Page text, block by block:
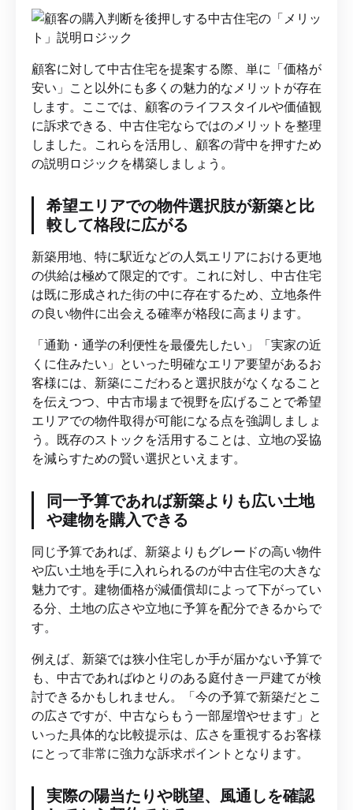
顧客に対して中古住宅を提案する際、単に「価格が
安い」こと以外にも多くの魅力的なメリットが存在
します。ここでは、顧客のライフスタイルや価値観
に訴求できる、中古住宅ならではのメリットを整理
しました。これらを活用し、顧客の背中を押すため
の説明ロジックを構築しましょう。
希望エリアでの物件選択肢が新築と比
較して格段に広がる
新築用地、特に駅近などの人気エリアにおける更地
の供給は極めて限定的です。これに対し、中古住宅
は既に形成された街の中に存在するため、立地条件
の良い物件に出会える確率が格段に高まります。
「通勤・通学の利便性を最優先したい」「実家の近
くに住みたい」といった明確なエリア要望があるお
客様には、新築にこだわると選択肢がなくなること
を伝えつつ、中古市場まで視野を広げることで希望
エリアでの物件取得が可能になる点を強調しましょ
う。既存のストックを活用することは、立地の妥協
を減らすための賢い選択といえます。
同一予算であれば新築よりも広い土地
や建物を購入できる
同じ予算であれば、新築よりもグレードの高い物件
や広い土地を手に入れられるのが中古住宅の大きな
魅力です。建物価格が減価償却によって下がってい
る分、土地の広さや立地に予算を配分できるからで
す。
例えば、新築では狭小住宅しか手が届かない予算で
も、中古であればゆとりのある庭付き一戸建てが検
討できるかもしれません。「今の予算で新築だとこ
の広さですが、中古ならもう一部屋増やせます」と
いった具体的な比較提示は、広さを重視するお客様
にとって非常に強力な訴求ポイントとなります。
実際の陽当たりや眺望、風通しを確認